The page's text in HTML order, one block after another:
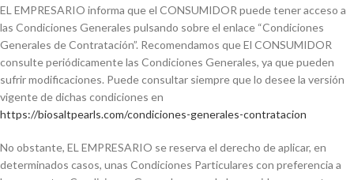
EL EMPRESARIO informa que el CONSUMIDOR puede tener acceso a
las Condiciones Generales pulsando sobre el enlace “Condiciones
Generales de Contratación”. Recomendamos que El CONSUMIDOR
consulte periódicamente las Condiciones Generales, ya que pueden
sufrir modificaciones. Puede consultar siempre que lo desee la versión
vigente de dichas condiciones en
https://biosaltpearls.com/condiciones-generales-contratacion
No obstante, EL EMPRESARIO se reserva el derecho de aplicar, en
determinados casos, unas Condiciones Particulares con preferencia a